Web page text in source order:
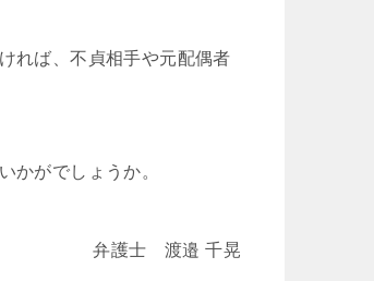
れば、不貞相手や元配偶者
かがでしょうか。
弁護士 渡邉 千晃